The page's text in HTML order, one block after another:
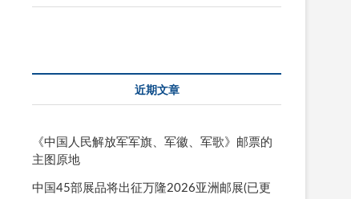
近期文章
《中国人民解放军军旗、军徽、军歌》邮票的
主图原地
中国45部展品将出征万隆2026亚洲邮展(已更